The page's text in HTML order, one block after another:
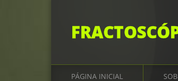
PÁGINA INICIAL